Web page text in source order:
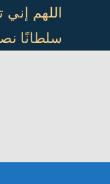
content
اللهم
سلطانًا